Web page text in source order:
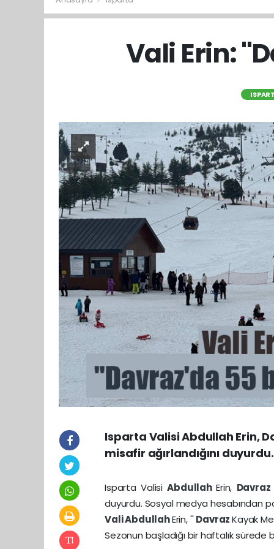
Vali Erin:
Isparta Valisi Abdullah Erin,
misafir ağırlandığını duyurdu.
Isparta ValisiAbdullahErin, Davraz
duyurdu. Sosyal medya hesabından
ValiAbdullahErin, ''DavrazKayak
Sezonun başladığı bir haftalık sürede